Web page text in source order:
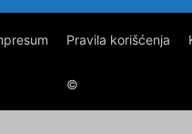
Pravila korišćenja
©